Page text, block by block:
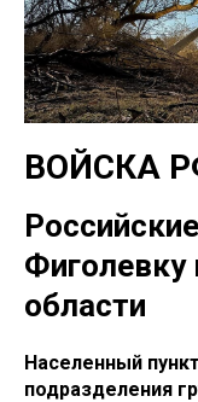
ВОЙСКА
Фиголевку
области
Населенный
подразделения